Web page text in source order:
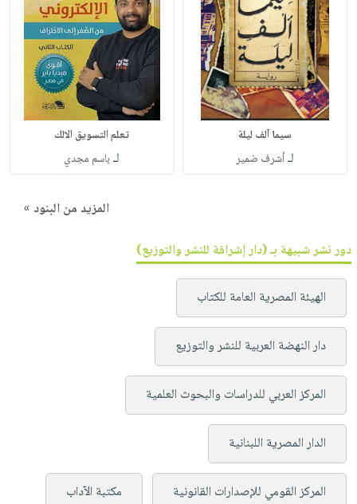
سيما آلف ليلة
لـأشرف ضمير
تعلم التسويق الالك
لـ باسم مجدي
المزيد من البنود »
دور نشر شبيهة بـ (دار إشراقة للنشر والتوزيع)
الهيئة المصرية العامة للكتاب
دار النهضة العربية للنشر والتوزيع
المركز العربي للدراسات والبحوث العلمية
الدار المصرية اللبنانية
المركز القومي للإصدارات القانونية مكتبة الآداب